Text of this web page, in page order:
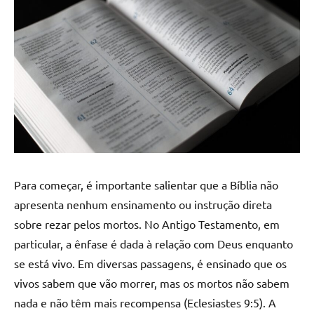
Para começar, é importante salientar que a Bíblia não
apresenta nenhum ensinamento ou instrução direta
sobre rezar pelos mortos. No Antigo Testamento, em
particular, a ênfase é dada à relação com Deus enquanto
se está vivo. Em diversas passagens, é ensinado que os
vivos sabem que vão morrer, mas os mortos não sabem
nada e não têm mais recompensa (Eclesiastes 9:5). A